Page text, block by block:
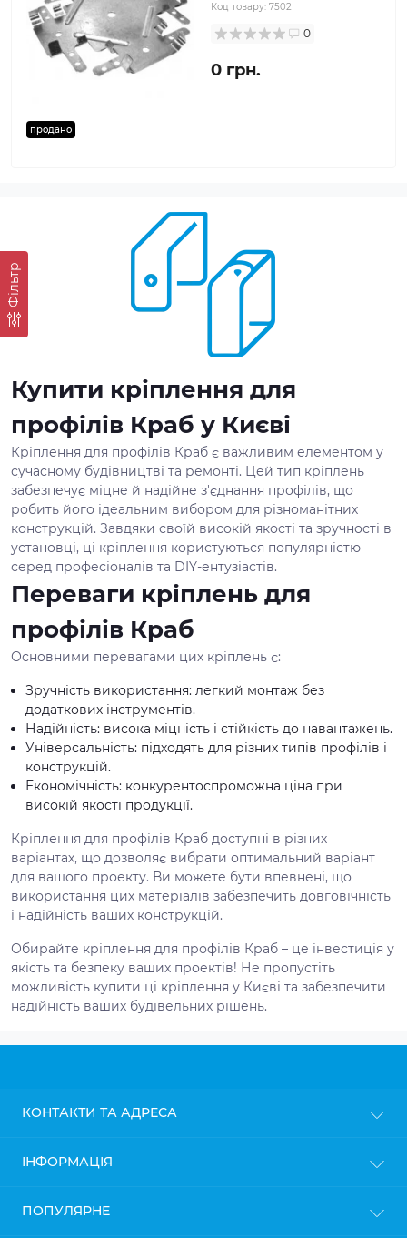
Фільтр
продано
Код товару: 7502
0
0 грн.
Купити кріплення для
профілів Краб у Києві
Кріплення для профілів Краб є важливим елементом у
сучасному будівництві та ремонті. Цей тип кріплень
забезпечує міцне й надійне з'єднання профілів, що
робить його ідеальним вибором для різноманітних
конструкцій. Завдяки своїй високій якості та зручності в
установці, ці кріплення користуються популярністю
серед професіоналів та DIY-ентузіастів.
Переваги кріплень для
профілів Краб
Основними перевагами цих кріплень є:
Зручність використання: легкий монтаж без
додаткових інструментів.
Надійність: висока міцність і стійкість до навантажень.
Універсальність: підходять для різних типів профілів і
конструкцій.
Економічність: конкурентоспроможна ціна при
високій якості продукції.
Кріплення для профілів Краб доступні в різних
варіантах, що дозволяє вибрати оптимальний варіант
для вашого проекту. Ви можете бути впевнені, що
використання цих матеріалів забезпечить довговічність
і надійність ваших конструкцій.
Обирайте кріплення для профілів Краб – це інвестиція у
якість та безпеку ваших проектів! Не пропустіть
можливість купити ці кріплення у Києві та забезпечити
надійність ваших будівельних рішень.
КОНТАКТИ ТА АДРЕСА
Пн-Пт: з 9до 18
ІНФОРМАЦІЯ
Доставка
ПОПУЛЯРНЕ